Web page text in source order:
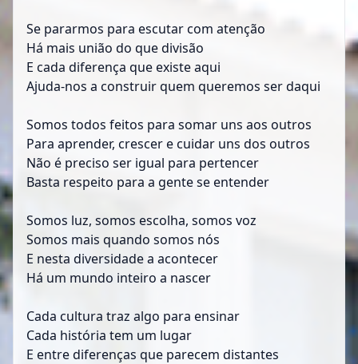
Se pararmos para escutar com atenção
Há mais união do que divisão
E cada diferença que existe aqui
Ajuda-nos a construir quem queremos ser daqui
Somos todos feitos para somar uns aos outros
Para aprender, crescer e cuidar uns dos outros
Não é preciso ser igual para pertencer
Basta respeito para a gente se entender
Somos luz, somos escolha, somos voz
Somos mais quando somos nós
E nesta diversidade a acontecer
Há um mundo inteiro a nascer
Cada cultura traz algo para ensinar
Cada história tem um lugar
E entre diferenças que parecem distantes